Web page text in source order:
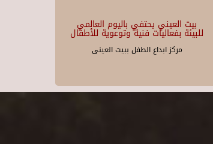
بيت العيني يحتفي باليوم العالمي
للبيئة بفعاليات فنية وتوعوية للأطفال
مركز ابداع الطفل ببيت العينى